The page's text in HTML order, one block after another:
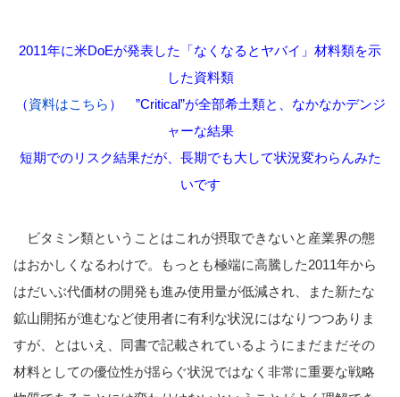
2011年に米DoEが発表した「なくなるとヤバイ」材料類を示
した資料類
（資料はこちら ） ”Critical”が全部希土類と、なかなかデンジ
ャーな結果
短期でのリスク結果だが、長期でも大して状況変わらんみた
いです
ビタミン類ということはこれが摂取できないと産業界の態
はおかしくなるわけで。もっとも極端に高騰した2011年から
はだいぶ代価材の開発も進み使用量が低減され、また新たな
鉱山開拓が進むなど使用者に有利な状況にはなりつつありま
すが、とはいえ、同書で記載されているようにまだまだその
材料としての優位性が揺らぐ状況ではなく非常に重要な戦略